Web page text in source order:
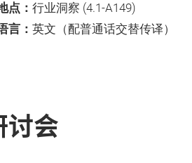
点： 行业洞察 (4.1-A149)
言： 英文（配普通话交替传译）
讨会